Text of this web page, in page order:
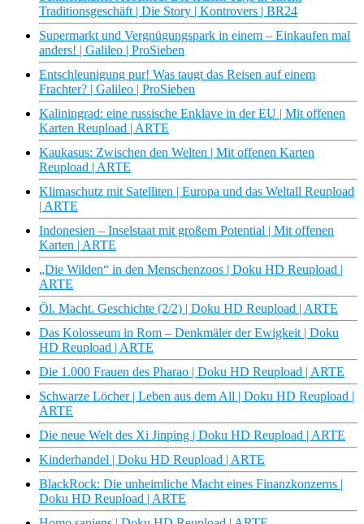
Traditionsgeschäft | Die Story | Kontrovers | BR24
Supermarkt und Vergnügungspark in einem – Einkaufen mal
anders! | Galileo | ProSieben
Entschleunigung pur! Was taugt das Reisen auf einem
Frachter? | Galileo | ProSieben
Kaliningrad: eine russische Enklave in der EU | Mit offenen
Karten Reupload | ARTE
Kaukasus: Zwischen den Welten | Mit offenen Karten
Reupload | ARTE
Klimaschutz mit Satelliten | Europa und das Weltall Reupload
| ARTE
Indonesien – Inselstaat mit großem Potential | Mit offenen
Karten | ARTE
„Die Wilden“ in den Menschenzoos | Doku HD Reupload |
ARTE
Öl. Macht. Geschichte (2/2) | Doku HD Reupload | ARTE
Das Kolosseum in Rom – Denkmäler der Ewigkeit | Doku
HD Reupload | ARTE
Die 1.000 Frauen des Pharao | Doku HD Reupload | ARTE
Schwarze Löcher | Leben aus dem All | Doku HD Reupload |
ARTE
Die neue Welt des Xi Jinping | Doku HD Reupload | ARTE
Kinderhandel | Doku HD Reupload | ARTE
BlackRock: Die unheimliche Macht eines Finanzkonzerns |
Doku HD Reupload | ARTE